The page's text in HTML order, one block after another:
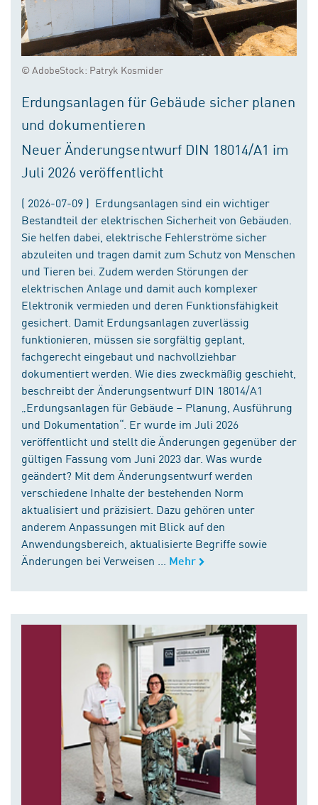
© AdobeStock: Patryk Kosmider
Erdungsanlagen für Gebäude sicher planen
und dokumentieren
Neuer Änderungsentwurf DIN 18014/A1 im
Juli 2026 veröffentlicht
( 2026-07-09 ) Erdungsanlagen sind ein wichtiger
Bestandteil der elektrischen Sicherheit von Gebäuden.
Sie helfen dabei, elektrische Fehlerströme sicher
abzuleiten und tragen damit zum Schutz von Menschen
und Tieren bei. Zudem werden Störungen der
elektrischen Anlage und damit auch komplexer
Elektronik vermieden und deren Funktionsfähigkeit
gesichert. Damit Erdungsanlagen zuverlässig
funktionieren, müssen sie sorgfältig geplant,
fachgerecht eingebaut und nachvollziehbar
dokumentiert werden. Wie dies zweckmäßig geschieht,
beschreibt der Änderungsentwurf DIN 18014/A1
„Erdungsanlagen für Gebäude – Planung, Ausführung
und Dokumentation“. Er wurde im Juli 2026
veröffentlicht und stellt die Änderungen gegenüber der
gültigen Fassung vom Juni 2023 dar. Was wurde
geändert? Mit dem Änderungsentwurf werden
verschiedene Inhalte der bestehenden Norm
aktualisiert und präzisiert. Dazu gehören unter
anderem Anpassungen mit Blick auf den
Anwendungsbereich, aktualisierte Begriffe sowie
Änderungen bei Verweisen ...
Mehr